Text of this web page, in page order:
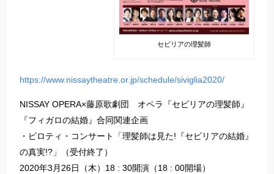
セビリアの理髪師
https://www.nissaytheatre.or.jp/schedule/siviglia2020/
NISSAY OPERA×藤原歌劇団 オペラ『セビリアの理髪師』
『フィガロの結婚』合同関連企画
・ピロティ・コンサート「理髪師は見た!『セビリアの結婚』
の真実!?」（受付終了）
2020年3月26日（木）18 : 30開演（18 : 00開場）